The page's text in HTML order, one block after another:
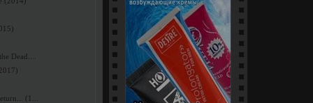
Dead....
(1...